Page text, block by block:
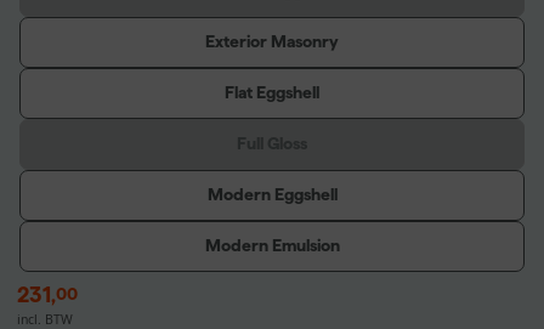
Exterior Masonry
Flat Eggshell
Modern Eggshell
Modern Emulsion
231,00
incl. BTW